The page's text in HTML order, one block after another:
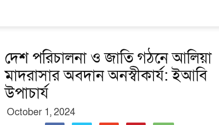
দেশ পরিচালনা ও জাতি গঠনে আলিয়া
মাদরাসার অবদান অনস্বীকার্য: ইআবি
উপাচার্য
October 1, 2024